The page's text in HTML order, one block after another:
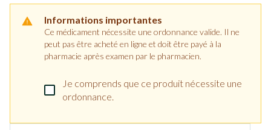
Informations importantes
Ce médicament nécessite une ordonnance valide. Il ne
peut pas être acheté en ligne et doit être payé à la
pharmacie après examen par le pharmacien.
Je comprends que ce produit nécessite une
ordonnance.